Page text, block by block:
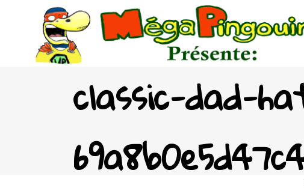
classic-dad-